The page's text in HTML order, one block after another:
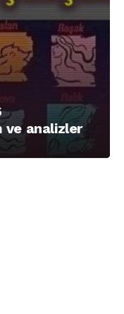
ve analizler